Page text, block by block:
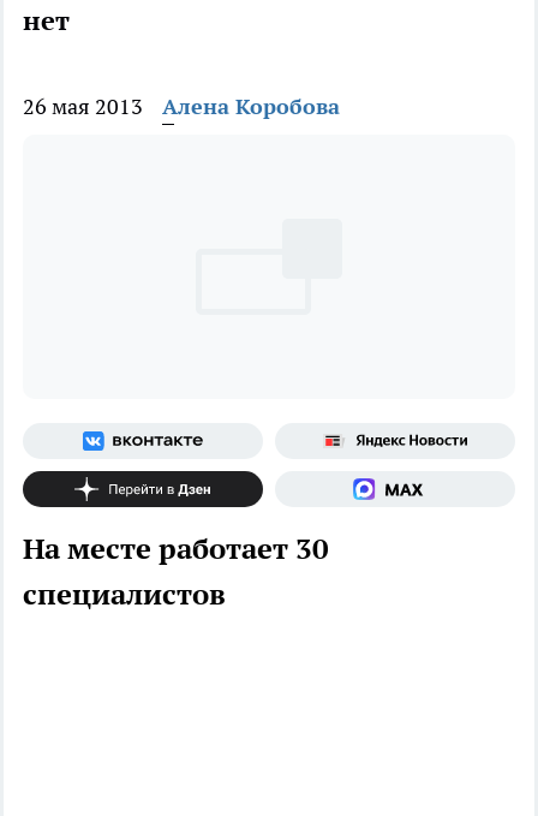
нет
26 мая 2013 Алена Коробова
На месте работает 30
специалистов